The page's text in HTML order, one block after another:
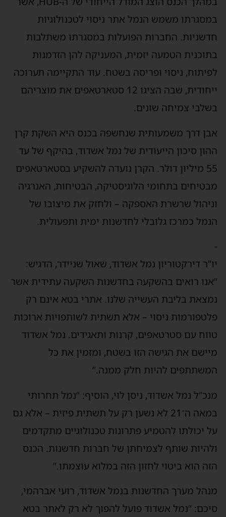
במסגרתו משמש הנמל אתר ניסוי לטכנולוגיות
חדשניות. החברות הפועלות במסגרתו משתלבות
בתוכנית הטמעה יזמית, המעניקה להן הזדמנות
לפיתוח, ניסוי ופריסה בשטח. עוד התקיימה תערוכה
ייחודית, שבה הציגו 12 סטארטאפים את מוצריהם
בשלבי צמיחה שונים.
אבן דרך משמעותית שנחשפה בכנס היא השקת קרן
ההון סיכון הייעודית של נמל אשדוד, בהיקף של עד
55 מיליון דולר. הקרן נועדה להשקיע בסטארטאפים
מבטיחים בתחומי הלוגיסטיקה, הבטיחות, האנרגיה
וניהול שרשרת האספקה – ולחזק את מיצובו של
הנמל כמרכז גלובלי לחדשנות ימית ותפעולית.
-
יו”ר דירקטוריון נמל אשדוד, שאול שניידר, הדגיש:
“אנו רואים בהשקעה בחדשנות השקעה עתידית אשר
נמצאת בליבת העשייה שלנו. אתרי בטא אינם רק
פלטפורמות ניסוי – אלא תשתית לשותפויות ארוכות
טווח עם סטרטאפים, קרנות ותאגידים. נמל אשדוד
מיישם את הגישה הזו בשטח, ומזמין את כל
המשתתפים להיות חלק ממנה.”
מנכ”ל נמל אשדוד, ניסן לוי, הוסיף: “נמל תחרותי
במאה ה־21 לא נשען רק על תשתית פיזית – אלא גם
על יכולתו להטמיע פתרונות טכנולוגיים מתקדמים
ולהיות שותף לצמיחתן של חברות חדשנות. הכנס
הזה הוא ביטוי לחזון הזה במלוא עוצמתו.”
מנהל מערך החדשנות בנמל אשדוד, רועי אברהמי,
סיכם: “נמל אשדוד פועל להפוך לא רק לאתר בטא